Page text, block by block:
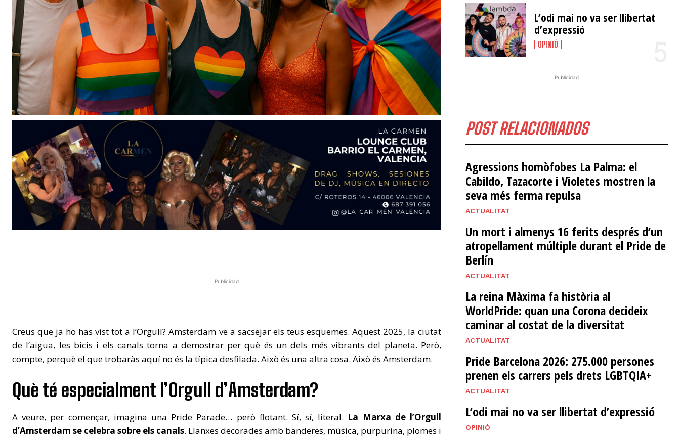
Publicidad
Creus que ja ho has vist tot a l’Orgull? Amsterdam ve a sacsejar els teus esquemes. Aquest 2025, la ciutat
de l’aigua, les bicis i els canals torna a demostrar per què és un dels més vibrants del planeta. Però,
compte, perquè el que trobaràs aquí no és la típica desfilada. Això és una altra cosa. Això és Amsterdam.
Què té especialment l’Orgull d’Amsterdam?
A veure, per començar, imagina una Pride Parade… però flotant. Sí, sí, literal. La Marxa de l’Orgull
d’Amsterdam se celebra sobre els canals. Llanxes decorades amb banderes, música, purpurina, plomes i
L’odi mai no va ser llibertat
d’expressió
OPINIÓ
Publicidad
POST RELACIONADOS
​Agressions homòfobes La Palma: el
Cabildo, Tazacorte i Violetes mostren la
seva més ferma repulsa
ACTUALITAT
Un mort i almenys 16 ferits després d’un
atropellament múltiple durant el Pride de
Berlín
ACTUALITAT
La reina Màxima fa història al
WorldPride: quan una Corona decideix
caminar al costat de la diversitat
ACTUALITAT
Pride Barcelona 2026: 275.000 persones
prenen els carrers pels drets LGBTQIA+
ACTUALITAT
L’odi mai no va ser llibertat d’expressió
OPINIÓ